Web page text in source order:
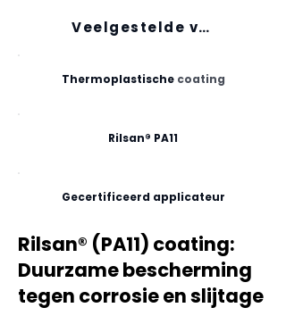
Veelgestelde vragen
Thermoplastische coating
Rilsan® PA11
Gecertificeerd applicateur
Rilsan® (PA11) coating:
Duurzame bescherming
tegen corrosie en slijtage